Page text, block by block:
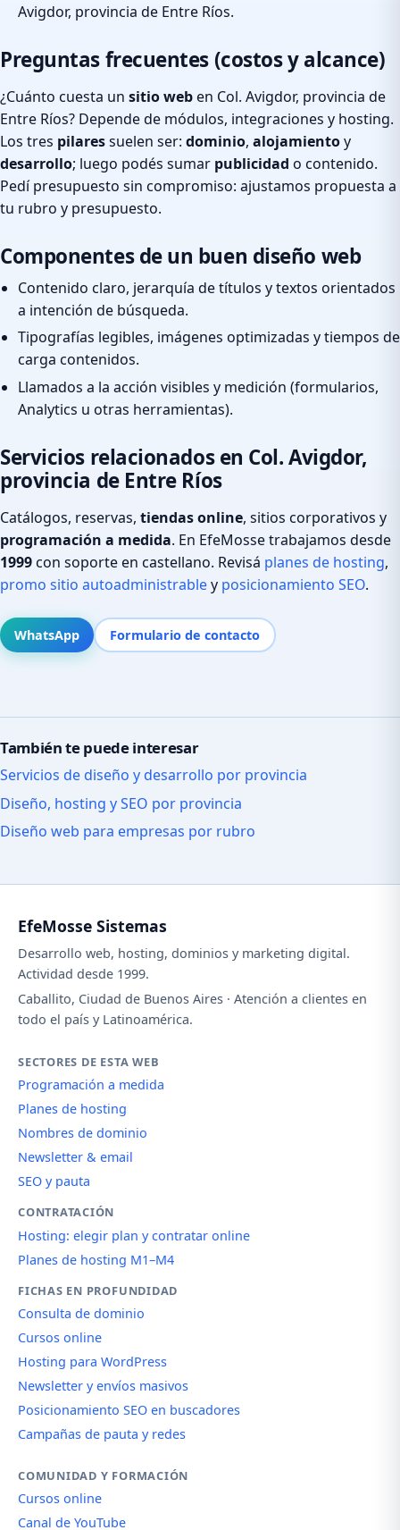
Avigdor, provincia de Entre Ríos.
Preguntas frecuentes (costos y alcance)
¿Cuánto cuesta un sitio weben Col. Avigdor, provincia de
Entre Ríos? Depende de módulos, integraciones y hosting.
Los tres pilaressuelen ser: dominio, alojamientoy
desarrollo; luego podés sumar publicidad o contenido.
Pedí presupuesto sin compromiso: ajustamos propuesta a
tu rubro y presupuesto.
Componentes de un buen diseño web
Contenido claro, jerarquía de títulos y textos orientados
a intención de búsqueda.
Tipografías legibles, imágenes optimizadas y tiempos de
carga contenidos.
Llamados a la acción visibles y medición (formularios,
Analytics u otras herramientas).
Servicios relacionados en Col. Avigdor,
provincia de Entre Ríos
Catálogos, reservas, tiendas online, sitios corporativos y
programación a medida. En EfeMosse trabajamos desde
1999con soporte en castellano. Revisá planes de hosting,
promo sitio autoadministrabley posicionamiento SEO.
WhatsApp Formulario de contacto
También te puede interesar
Servicios de diseño y desarrollo por provincia
Diseño, hosting y SEO por provincia
Diseño web para empresas por rubro
EfeMosse Sistemas
Desarrollo web, hosting, dominios y marketing digital.
Actividad desde 1999.
Caballito, Ciudad de Buenos Aires · Atención a clientes en
todo el país y Latinoamérica.
SECTORES DE ESTA WEB
Programación a medida
Planes de hosting
Nombres de dominio
Newsletter & email
SEO y pauta
CONTRATACIÓN
Hosting: elegir plan y contratar online
Planes de hosting M1–M4
FICHAS EN PROFUNDIDAD
Consulta de dominio
Cursos online
Hosting para WordPress
Newsletter y envíos masivos
Posicionamiento SEO en buscadores
Campañas de pauta y redes
COMUNIDAD Y FORMACIÓN
Cursos online
Canal de YouTube